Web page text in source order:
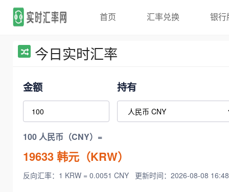
首页 汇率兑换 银行
今日实时汇率
金额 持有
100 人民币（CNY）=
19633韩元（KRW）
反向汇率：1 KRW = 0.0051 CNY 更新时间：2026-08-08